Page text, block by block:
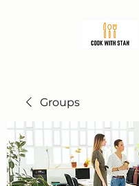
Groups